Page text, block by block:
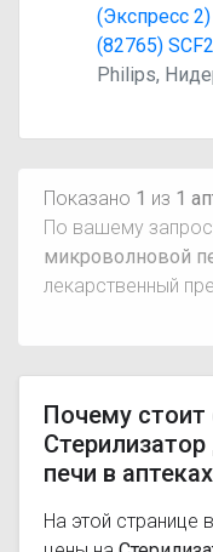
(Экспресс
(82765)
Philips,
Показано 1 из 1
По вашему
микроволновой
лекарственный
Почему стоит
печи в аптеках
На этой странице